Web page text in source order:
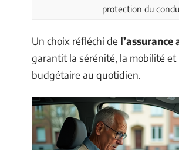
protection du
Un choix réfléchi de l’assurance
garantit la sérénité, la mobilité et
budgétaire au quotidien.